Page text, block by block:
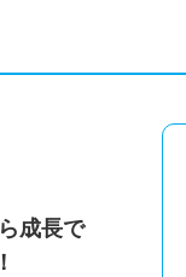
成長で